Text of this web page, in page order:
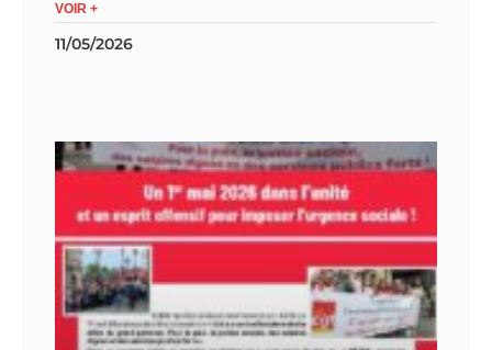
VOIR +
11/05/2026